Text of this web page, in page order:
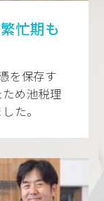
忙期も
を保存す
め池税理
た。